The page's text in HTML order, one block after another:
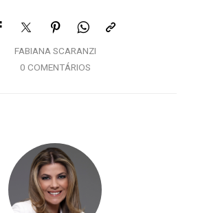
FABIANA SCARANZI
0 COMENTÁRIOS